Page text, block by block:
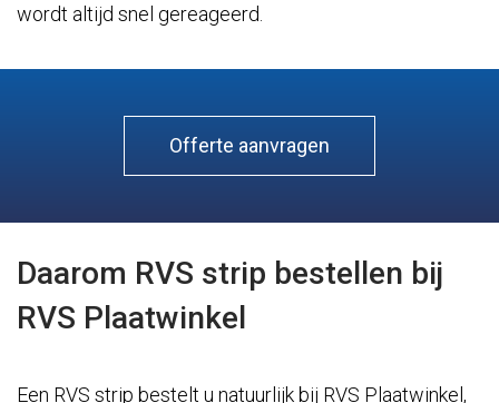
wordt altijd snel gereageerd.
Offerte aanvragen
Daarom RVS strip bestellen bij
RVS Plaatwinkel
Een RVS strip bestelt u natuurlijk bij RVS Plaatwinkel,